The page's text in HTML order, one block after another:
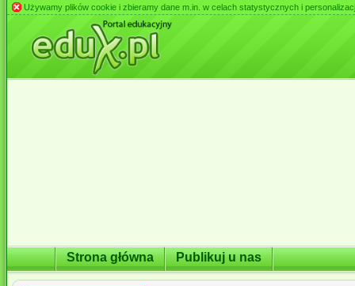
Używamy plików cookie i zbieramy dane m.in. w celach statystycznych i
Strona główna Publikuj u nas